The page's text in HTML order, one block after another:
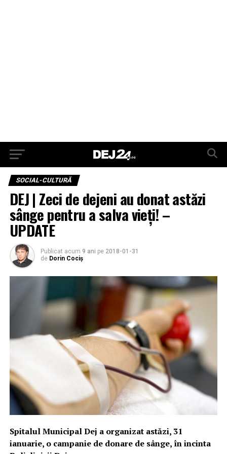
SOCIAL-CULTURĂ
DEJ | Zeci de dejeni au donat astăzi
sânge pentru a salva vieți! –
UPDATE
Publicat acum 9 ani pe 2018-01-31
de Dorin Cociș
Spitalul Municipal Dej a organizat astăzi, 31
ianuarie, o campanie de donare de sânge, în incinta